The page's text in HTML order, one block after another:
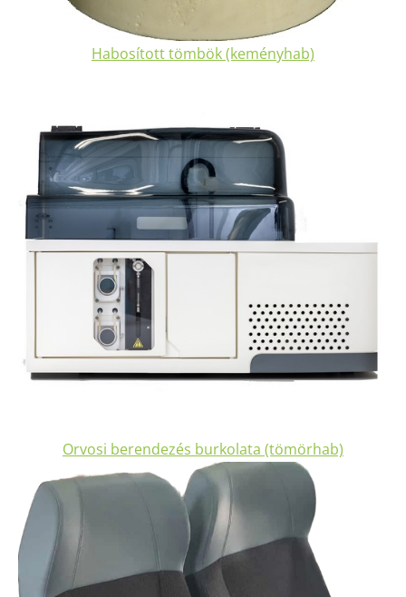
Habosított tömbök (keményhab)
Orvosi berendezés burkolata (tömörhab)